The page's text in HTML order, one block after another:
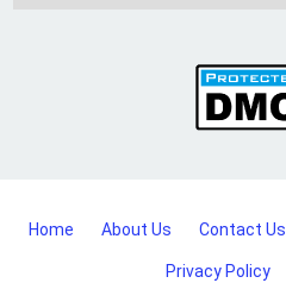
Home About Us Contact Us
Privacy Policy